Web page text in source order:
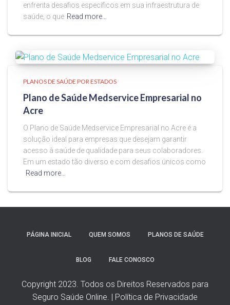
enfrenta desafios específicos em sua infraestrutura de
saúde, o que Read more…
PLANOS DE SAÚDE POR ESTADOS
Plano de Saúde Medservice Empresarial no
Acre
O Plano de Saúde Medservice Empresarial no Acre é a
solução ideal para empresas que desejam garantir
acesso à saúde de qualidade para seus colaboradores.
Em um estado tão diverso e com desafios únicos como
Read more…
PÁGINA INICIAL QUEM SOMOS PLANOS DE SAÚDE
BLOG FALE CONOSCO
Copyright 2023. Todos os Direitos Reservados para
Seguro Saúde Online. | Política de Privacidade